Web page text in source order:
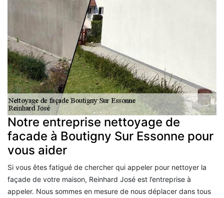
Notre entreprise nettoyage de
facade à Boutigny Sur Essonne pour
vous aider
Si vous êtes fatigué de chercher qui appeler pour nettoyer la
façade de votre maison, Reinhard José est l’entreprise à
appeler. Nous sommes en mesure de nous déplacer dans tous